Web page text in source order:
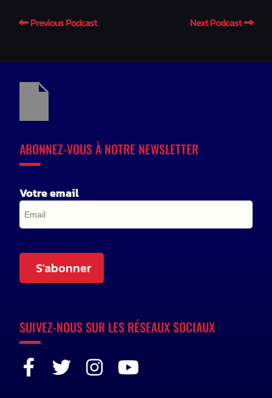
Previous Podcast Next Podcast
ABONNEZ-VOUS À NOTRE NEWSLETTER
Votre email
S'abonner
SUIVEZ-NOUS SUR LES RÉSEAUX SOCIAUX